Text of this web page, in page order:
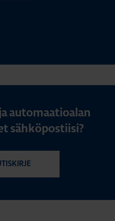
automaatioalan
sähköpostiisi?